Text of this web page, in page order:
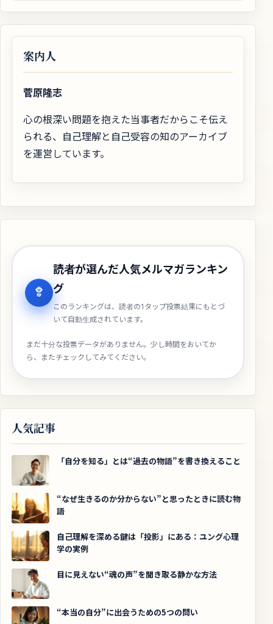
案内人
菅原隆志
心の根深い問題を抱えた当事者だからこそ伝え
られる、自己理解と自己受容の知のアーカイブ
を運営しています。
読者が選んだ人気メルマガランキン
グ
このランキングは、読者の1タップ投票結果にもとづ
いて自動生成されています。
まだ十分な投票データがありません。少し時間をおいてか
ら、またチェックしてみてください。
人気記事
「自分を知る」とは“過去の物語”を書き換えること
“なぜ生きるのか分からない”と思ったときに読む物
語
自己理解を深める鍵は「投影」にある：ユング心理
学の実例
目に見えない“魂の声”を聞き取る静かな方法
“本当の自分”に出会うための5つの問い